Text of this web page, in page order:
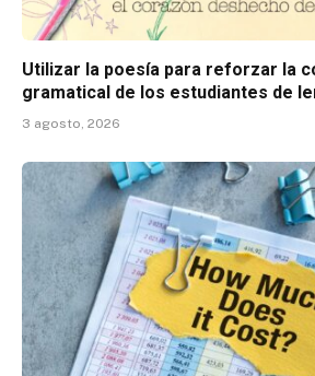
Utilizar la poesía para reforzar la
gramatical de los estudiantes de
3 agosto, 2026